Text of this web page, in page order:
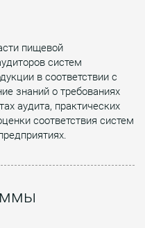
пищевой
систем
в соответствии с
знаний о требованиях
аудита, практических
соответствия систем